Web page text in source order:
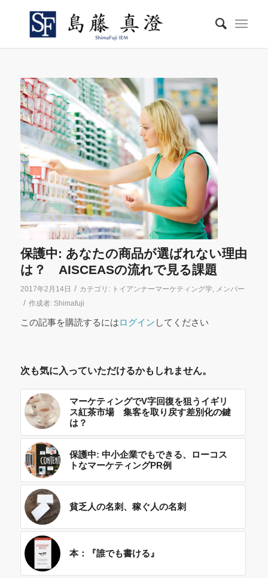
保護中: あなたの商品が選ばれない理由
は？ AISCEASの流れで見る課題
2017年2月14日 / カテゴリ: トイアンナーマーケティング学, メンバー
/ 作成者: Shimafuji
この記事を購読するにはログイン してください
次も気に入っていただけるかもしれません。
マーケティングでV字回復を狙うイギリ
ス紅茶市場 集客を取り戻す差別化の鍵
は？
保護中: 中小企業でもできる、ローコス
トなマーケティングPR例
貧乏人の名刺、稼ぐ人の名刺
本：『誰でも書ける』